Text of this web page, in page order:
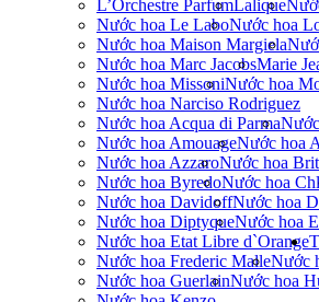
L’Orchestre ParfumLalique
Nước hoa Le LaboNước hoa
Nước hoa Maison Margiela
Nước hoa Marc JacobsMarie
Nước hoa MissoniNước hoa
Nước hoa Narciso Rodriguez
Nước hoa Acqua di Parma
Nước hoa AmouageNước hoa
Nước hoa AzzaroNước hoa
Nước hoa ByredoNước hoa
Nước hoa DavidoffNước hoa
Nước hoa DiptyqueNước hoa
Nước hoa Etat Libre d`Orange
Nước hoa Frederic MalleNước
Nước hoa GuerlainNước hoa